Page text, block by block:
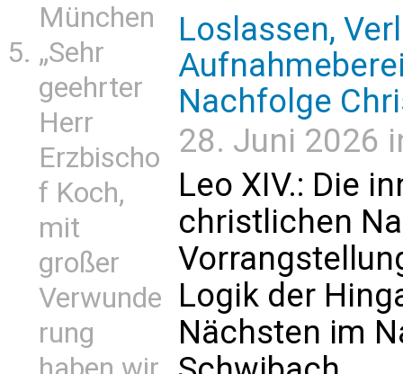
München
„Sehr
geehrter
Herr
Erzbischo
f Koch,
mit
großer
Verwunde
rung
Loslassen,
Nachfolge
28. Juni 2026
Leo XIV.: Die
christlichen
Logik der
Nächsten im